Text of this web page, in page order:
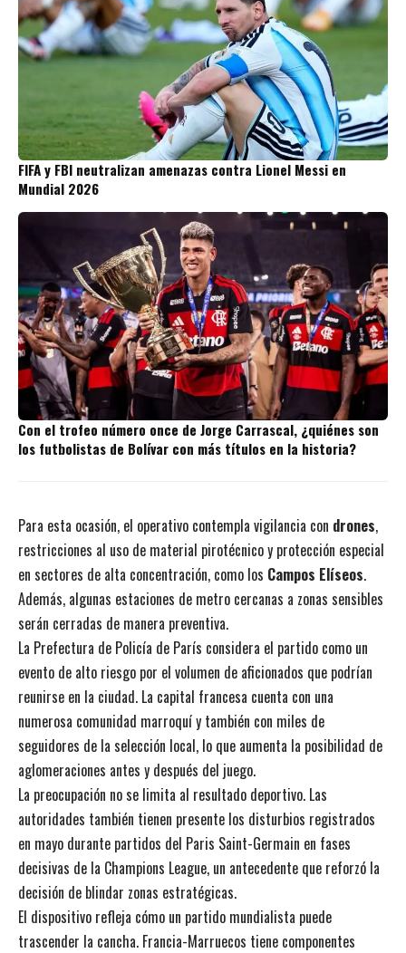
FIFA y FBI neutralizan amenazas contra Lionel Messi en
Mundial 2026
Con el trofeo número once de Jorge Carrascal, ¿quiénes son
los futbolistas de Bolívar con más títulos en la historia?
Para esta ocasión, el operativo contempla vigilancia con drones,
restricciones al uso de material pirotécnico y protección especial
en sectores de alta concentración, como los Campos Elíseos.
Además, algunas estaciones de metro cercanas a zonas sensibles
serán cerradas de manera preventiva.
La Prefectura de Policía de París considera el partido como un
evento de alto riesgo por el volumen de aficionados que podrían
reunirse en la ciudad. La capital francesa cuenta con una
numerosa comunidad marroquí y también con miles de
seguidores de la selección local, lo que aumenta la posibilidad de
aglomeraciones antes y después del juego.
La preocupación no se limita al resultado deportivo. Las
autoridades también tienen presente los disturbios registrados
en mayo durante partidos del Paris Saint-Germain en fases
decisivas de la Champions League, un antecedente que reforzó la
decisión de blindar zonas estratégicas.
El dispositivo refleja cómo un partido mundialista puede
trascender la cancha. Francia-Marruecos tiene componentes